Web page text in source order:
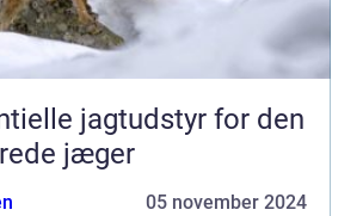
jagtudstyr for den
jæger
05 november 2024